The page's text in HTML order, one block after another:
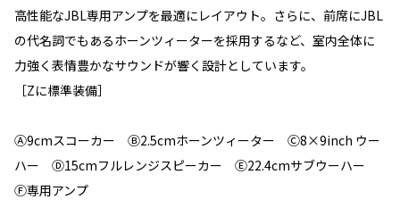
高性能なJBL専用アンプを最適にレイアウト。さらに、前席にJBL
の代名詞でもあるホーンツィーターを採用するなど、室内全体に
力強く表情豊かなサウンドが響く設計としています。
［Zに標準装備］
Ⓐ9cmスコーカー Ⓑ2.5cmホーンツィーター Ⓒ8×9inch ウー
ハー Ⓓ15cmフルレンジスピーカー Ⓔ22.4cmサブウーハー
Ⓕ専用アンプ